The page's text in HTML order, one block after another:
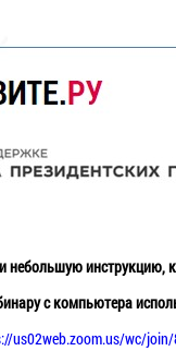
небольшую инструкцию,
с компьютера
us02web.zoom.us/wc/